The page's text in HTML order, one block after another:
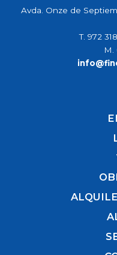
Avda. Onze de
T. 972
M.